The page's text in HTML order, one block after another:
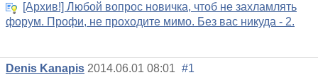
[Архив!] Любой вопрос новичка, чтоб не захламлять
форум. Профи, не проходите мимо. Без вас никуда - 2.
Denis Kanapis 2014.06.01 08:01 #1